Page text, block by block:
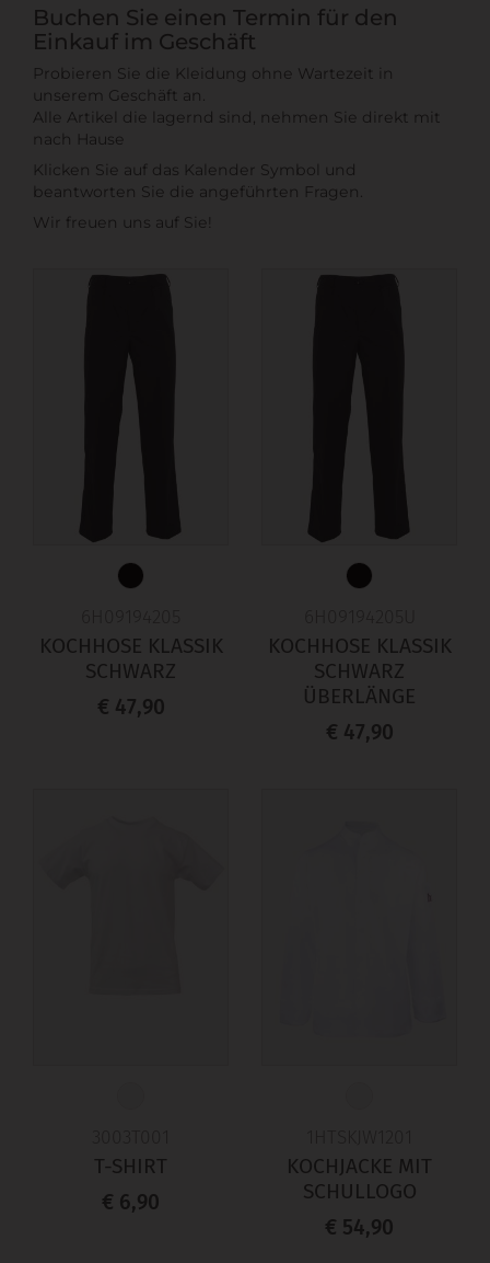
Buchen Sie einen Termin für den
Einkauf im Geschäft
Probieren Sie die Kleidung ohne Wartezeit in
unserem Geschäft an.
Alle Artikel die lagernd sind, nehmen Sie direkt mit
nach Hause
Klicken Sie auf das Kalender Symbol und
beantworten Sie die angeführten Fragen.
Wir freuen uns auf Sie!
KOCHHOSE KLASSIK
SCHWARZ
€ 47,90
KOCHHOSE KLASSIK
SCHWARZ
ÜBERLÄNGE
€ 47,90
T-SHIRT
€ 6,90
KOCHJACKE MIT
SCHULLOGO
€ 54,90